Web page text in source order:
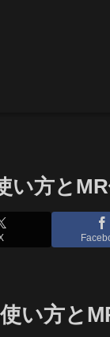
い方と
い方と